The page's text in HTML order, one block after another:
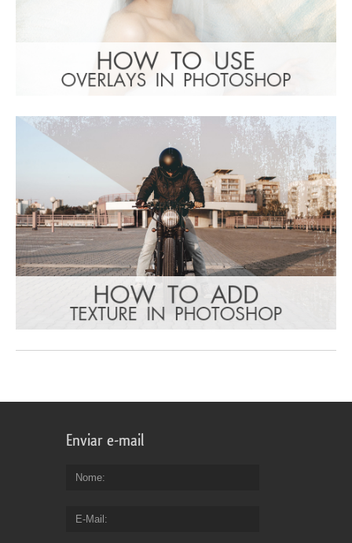
Enviar e-mail
Nome
E-Mail